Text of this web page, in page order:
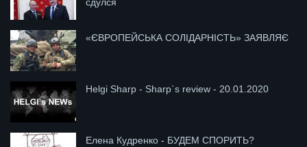
«ЄВРОПЕЙСЬКА СОЛІДАРНІСТЬ» ЗАЯВЛЯЄ
Helgi Sharp - Sharp`s review - 20.01.2020
Елена Кудренко - БУДЕМ СПОРИТЬ?